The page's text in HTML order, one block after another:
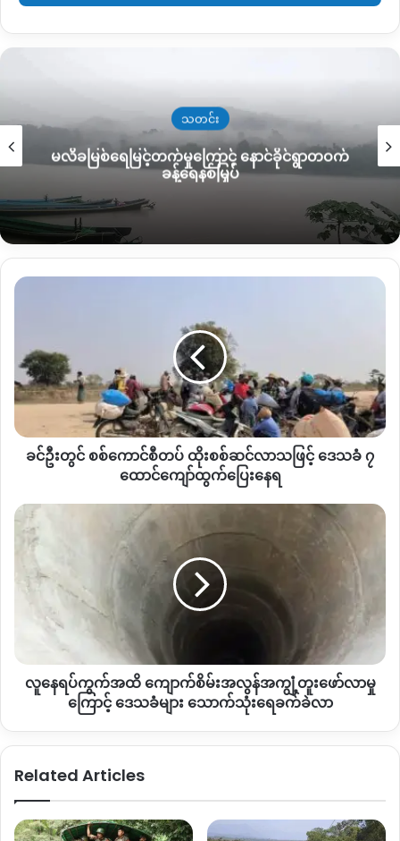
ထောက်ရှာအိုင်ကျေးရွာ ယခုလို မီးရှို့ဖျက်ဆီးခံရမှုမှာ ပထမဆုံး
ညနေပိုင်းအထိ အဆက်အသွယ်တစ်စုံတစ်ရာမရရှိသေးကြောင်း သူ
စစ်ကောင်စီတပ်ဖွဲ့များသည် ထောက်ရှာအိုင်ကျေးရွာကို မီးရှို့ခဲ့ပြီး
နောက် ထောက်ရှာအိုင်ကျေးရွာ နှင့် ၁မိုင်ခန့်အကွာရှိ ကျေးရွာဘက်
စစ်ကြောင်းထိုးဝင်‌လာသည့်အတွက် အနီးတစ်ဝိုက်ကျေးရွာများ
ဒေသခံ ၃ ထောင်ခန့်သည် ဘေးလွှတ်ရာသို့ ထွက်ပြေးတိမ်းရှောင်
နေရသည်ဟု ဒေသခံများထံမှ သိရသည်။
“ရွာတွေကတော့ စစ်ကြောင်းထိုးလာပြီဆိုတော့ စစ်လမ်းကြောင်း
ထောက်ရှာအိုင်ကျေးရွာသည် ကန့်ဘလူမြို့နယ်တောင်ဘက်ခြမ်း ဇီး
ကုန်းတိုင်နယ်တွင်တည်ရှိပြီး အိမ်ခြေ ၃၀၀ ကျော်ရှိသည့် ကျေးရွာ
တစ်ခုဖြစ်သည်ဟု ဒေသခံများက ဆိုသည်။
အဆိုပါ စစ်ကောင်စီတပ်ဖွဲ့သည် ခမရ–၃၆၁ စစ်ကောင်စီတပ်ဖွဲ့ဖြစ်
ပြီး ပြီးခဲ့သည့် မေလ၄ရက်နေ့ကလည်း သရက္ကံကြီးကျေးရွာဝင်
ကျော်အရွယ် ဦးခိုင်ဇော်ကို သူ၏ နေအိမ်တွင် ပစ်သတ်ခဲ့သေးသည်
ဟု ဒေသခံများထံမှသိရသည်။
Copy URL
သတင်း
မလိခမြစ်ရေမြင့်တက်မှုကြောင့် နောင်ခိုင်ရွာတဝက်
ခန့်ရေနစ်မြှပ်
ခ
ကောင်စီ
တပ်
ထိုးစစ်
လာ
သဖြင့် ဒေသခံ
ကျော်
ထွက်ပြေး
နေရ
ခင်ဦးတွင် စစ်ကောင်စီတပ် ထိုးစစ်ဆင်လာသဖြင့် ဒေသခံ ၇
ထောင်ကျော်ထွက်ပြေးနေရ
လူ
နေရပ်
ကွက်
အထိ ကျောက်စိမ်း
အလွန်
ဖော်
လာ
သုံးရေ
လူနေရပ်ကွက်အထိ ကျောက်စိမ်းအလွန်အကျွံ့တူးဖော်လာမှု
ကြောင့် ဒေသခံများ သောက်သုံးရေခက်ခဲလာ
Related Articles